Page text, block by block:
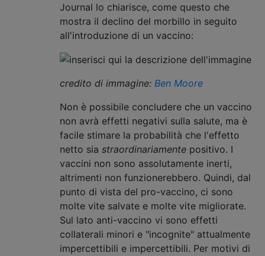
Journal lo chiarisce, come questo che
mostra il declino del morbillo in seguito
all'introduzione di un vaccino:
credito di immagine: Ben Moore
Non è possibile concludere che un vaccino
non avrà effetti negativi sulla salute, ma è
facile stimare la probabilità che l'effetto
netto sia straordinariamente positivo. I
vaccini non sono assolutamente inerti,
altrimenti non funzionerebbero. Quindi, dal
punto di vista del pro-vaccino, ci sono
molte vite salvate e molte vite migliorate.
Sul lato anti-vaccino vi sono effetti
collaterali minori e "incognite" attualmente
impercettibili e impercettibili. Per motivi di